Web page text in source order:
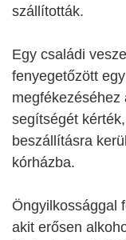
szállították.
Egy családi
fenyegetőzött
segítségét
beszállításra
kórházba.
Öngyilkossággal
akit erősen